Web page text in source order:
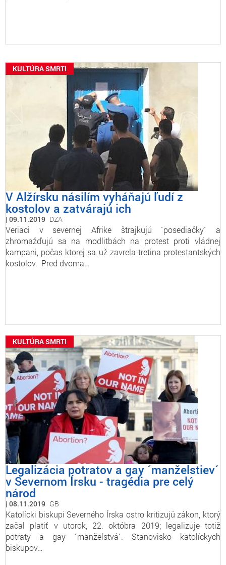
KULTÚRA SMRTI
V Alžírsku násilím vyháňajú ľudí z
kostolov a zatvárajú ich
09.11.2019 DZA
Veriaci v severnej Afrike štrajkujú ´posediačky´ a
zhromažďujú sa na modlitbách na protest proti vládnej
kampani, počas ktorej sa už zavrela tretina protestantských
kostolov. Pred dvoma…
KULTÚRA SMRTI
Legalizácia potratov a gay ´manželstiev´
v Severnom Írsku - tragédia pre celý
národ
08.11.2019 GB
Katolícki biskupi Severného Írska ostro kritizujú zákon, ktorý
začal platiť v utorok, 22. októbra 2019; legalizuje totiž
potraty a gay ´manželstvá´. Stanovisko katolíckych
biskupov…